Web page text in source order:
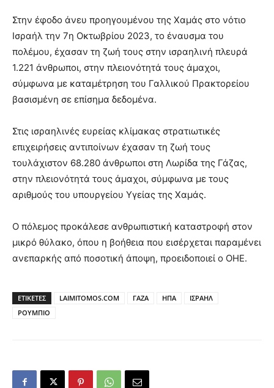
Στην έφοδο άνευ προηγουμένου της Χαμάς στο νότιο
Ισραήλ την 7η Οκτωβρίου 2023, το έναυσμα του
πολέμου, έχασαν τη ζωή τους στην ισραηλινή πλευρά
1.221 άνθρωποι, στην πλειονότητά τους άμαχοι,
σύμφωνα με καταμέτρηση του Γαλλικού Πρακτορείου
βασισμένη σε επίσημα δεδομένα.
Στις ισραηλινές ευρείας κλίμακας στρατιωτικές
επιχειρήσεις αντιποίνων έχασαν τη ζωή τους
τουλάχιστον 68.280 άνθρωποι στη Λωρίδα της Γάζας,
στην πλειονότητά τους άμαχοι, σύμφωνα με τους
αριθμούς του υπουργείου Υγείας της Χαμάς.
Ο πόλεμος προκάλεσε ανθρωπιστική καταστροφή στον
μικρό θύλακο, όπου η βοήθεια που εισέρχεται παραμένει
ανεπαρκής από ποσοτική άποψη, προειδοποιεί ο ΟΗΕ.
ΕΤΙΚΕΤΕΣ LAIMITOMOS.COM ΓΑΖΑ ΗΠΑ
ΙΣΡΑΗΛ
ΡΟΥΜΠΙΟ